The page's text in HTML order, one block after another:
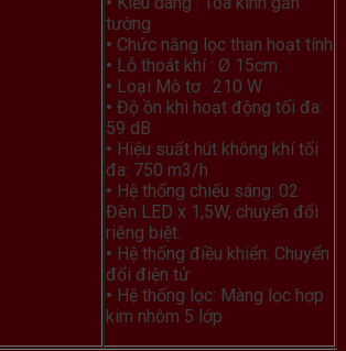
tường
• Chức năng lọc than hoạt tính
• Lỗ thoát khí : Ø 15cm
• Loại Mô tơ : 210 W
• Độ ồn khi hoạt động tối đa:
59 dB
• Hiệu suất hút không khí tối
đa: 750 m3/h
• Hệ thống chiếu sáng: 02
Đèn LED x 1,5W, chuyển đổi
riêng biệt.
• Hệ thống điều khiển: Chuyển
đổi điện tử
• Hệ thống lọc: Màng lọc hợp
kim nhôm 5 lớp